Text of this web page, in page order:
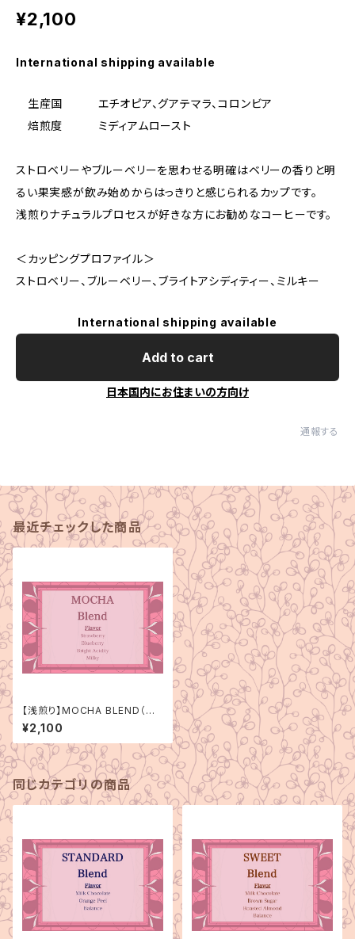
¥2,100
International shipping available
生産国 エチオピア、グアテマラ、コロンビア
焙煎度 ミディアムロースト
ストロベリーやブルーベリーを思わせる明確はベリーの香りと明
るい果実感が飲み始めからはっきりと感じられるカップです。
浅煎りナチュラルプロセスが好きな方にお勧めなコーヒーです。
＜カッピングプロファイル＞
ストロベリー、ブルーベリー、ブライトアシディティー、ミルキー
International shipping available
Add to cart
日本国内にお住まいの方向け
通報する
最近チェックした商品
【浅煎り】MOCHA BLEND（モ
カブレンド）150g
¥2,100
同じカテゴリの商品